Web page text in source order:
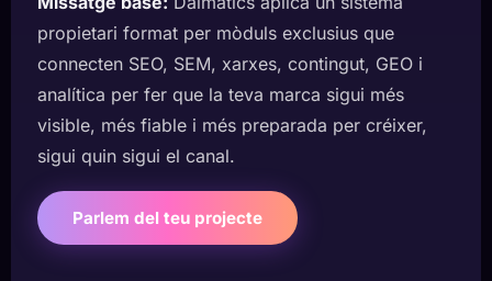
propietari format per mòduls exclusius que
connecten SEO, SEM, xarxes, contingut, GEO i
analítica per fer que la teva marca sigui més
visible, més fiable i més preparada per créixer,
sigui quin sigui el canal.
Parlem del teu projecte